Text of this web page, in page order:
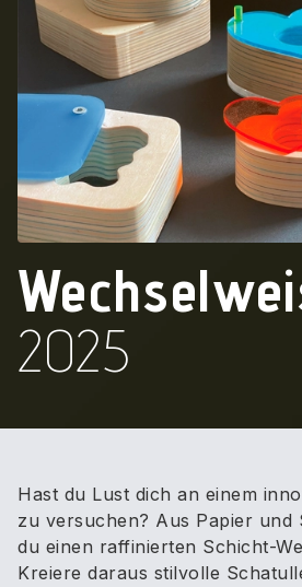
2025
Hast du Lust dich an einem
zu versuchen? Aus Papier und
du einen raffinierten Schicht-
Kreiere daraus stilvolle